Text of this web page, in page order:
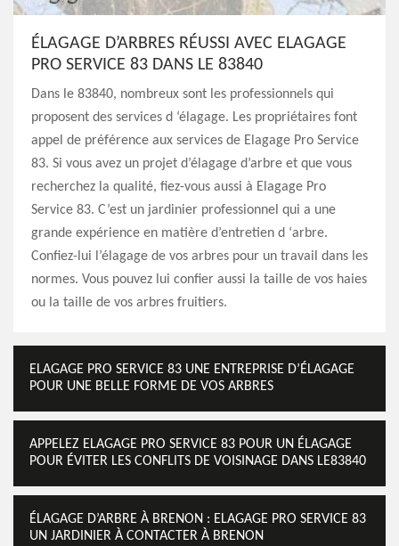
ÉLAGAGE D’ARBRES RÉUSSI AVEC ELAGAGE
PRO SERVICE 83 DANS LE 83840
Dans le 83840, nombreux sont les professionnels qui
proposent des services d ‘élagage. Les propriétaires font
appel de préférence aux services de Elagage Pro Service
83. Si vous avez un projet d’élagage d’arbre et que vous
recherchez la qualité, fiez-vous aussi à Elagage Pro
Service 83. C’est un jardinier professionnel qui a une
grande expérience en matière d’entretien d ‘arbre.
Confiez-lui l’élagage de vos arbres pour un travail dans les
normes. Vous pouvez lui confier aussi la taille de vos haies
ou la taille de vos arbres fruitiers.
ELAGAGE PRO SERVICE 83 UNE ENTREPRISE D’ÉLAGAGE
POUR UNE BELLE FORME DE VOS ARBRES
APPELEZ ELAGAGE PRO SERVICE 83 POUR UN ÉLAGAGE
POUR ÉVITER LES CONFLITS DE VOISINAGE DANS LE83840
ÉLAGAGE D’ARBRE À BRENON : ELAGAGE PRO SERVICE 83
UN JARDINIER À CONTACTER À BRENON